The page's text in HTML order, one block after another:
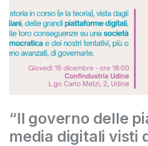
“Il governo delle
media digitali visti